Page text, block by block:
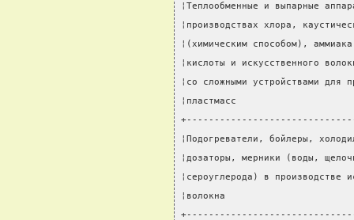
¦Теплообменные и
¦производствах хлора,
¦(химическим способом),
¦кислоты и
¦со сложными
¦пластмасс
¦Подогреватели, бойлеры,
¦дозаторы, мерники
¦сероуглерода) в
¦волокна